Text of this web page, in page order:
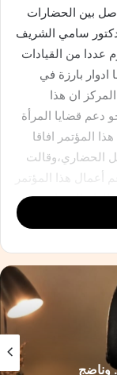
بين الحضارات
سامي الشريف
عددا من القيادات
ادوار بارزة في
ان هذا
دعم قضايا المرأة
المؤتمر افاقا
الحضاري،وقالت
أعمال هذا المؤتمر
العام المساعد
النقاشية
وناضج